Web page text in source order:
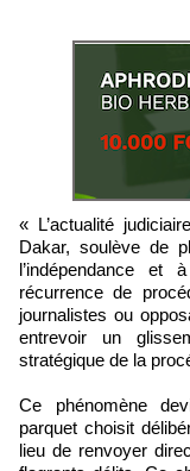
« L’actualité
Dakar, soulève de
l’indépendance et
récurrence de
journalistes ou
entrevoir un
stratégique de la
Ce phénomène
parquet choisit
lieu de renvoyer